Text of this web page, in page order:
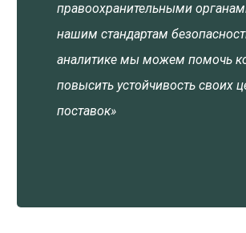
правоохранительными
нашим стандартам
аналитике мы можем помочь
повысить устойчивость своих
поставок»